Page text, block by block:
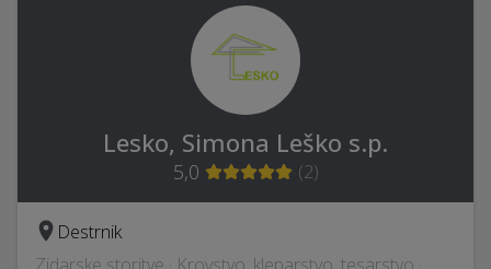
Lesko, Simona Leško s.p.
5,0 (2)
Destrnik